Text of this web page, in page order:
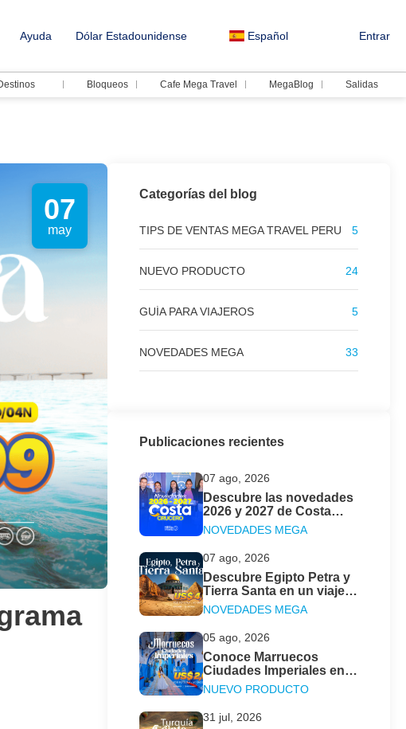
Ayuda Dólar Estadounidense Español Entrar
Bloqueos Cafe Mega Travel MegaBlog Salidas
07
may
Categorías del blog
TIPS DE VENTAS MEGA TRAVEL PERU 5
NUEVO PRODUCTO 24
GUÍA PARA VIAJEROS 5
NOVEDADES MEGA 33
Publicaciones recientes
07 ago, 2026
Descubre las novedades
2026 y 2027 de Costa
Cruceros junto a Mega
Travel Perú
NOVEDADES MEGA
07 ago, 2026
Descubre Egipto Petra y
Tierra Santa en un viaje
fascinante con Mega
Travel
NOVEDADES MEGA
05 ago, 2026
Conoce Marruecos
Ciudades Imperiales en 9
días inolvidables con
Mega Travel
NUEVO PRODUCTO
31 jul, 2026